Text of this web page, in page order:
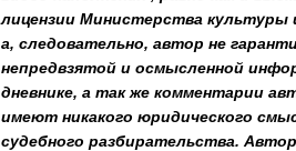
лицензии Министерства культуры
а, следовательно, автор не
непредвзятой и осмысленной
дневнике, а так же комментарии
имеют никакого юридического
судебного разбирательства.